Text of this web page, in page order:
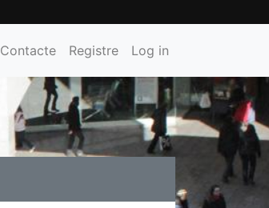
Contacte Registre Log in